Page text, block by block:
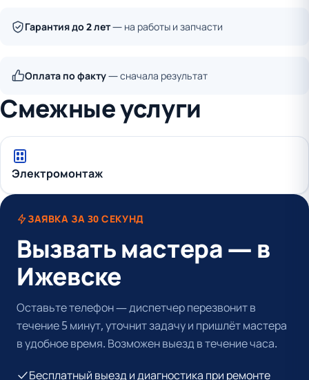
Гарантия до 2 лет— на работы и запчасти
Оплата по факту— сначала результат
Смежные услуги
Электромонтаж
ЗАЯВКА ЗА 30 СЕКУНД
Вызвать мастера — в
Ижевске
Оставьте телефон — диспетчер перезвонит в
течение 5 минут, уточнит задачу и пришлёт мастера
в удобное время. Возможен выезд в течение часа.
Бесплатный выезд и диагностика при ремонте